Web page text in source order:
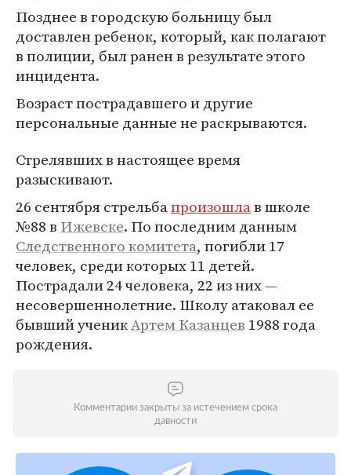
Позднее в городскую больницу был
доставлен ребенок, который, как полагают
в полиции, был ранен в результате этого
инцидента.
Возраст пострадавшего и другие
персональные данные не раскрываются.
Стрелявших в настоящее время
разыскивают.
26 сентября стрельбапроизошлав школе
№88 в Ижевске. По последним данным
Следственного комитета, погибли 17
человек, среди которых 11 детей.
Пострадали 24 человека, 22 из них —
несовершеннолетние. Школу атаковал ее
бывший ученикАртем Казанцев 1988 года
рождения.
Комментарии закрыты за истечением срока
давности